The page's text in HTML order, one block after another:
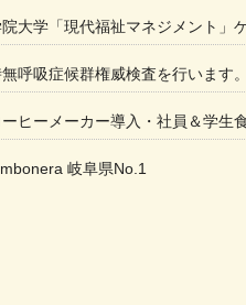
大学「現代福祉マネジメント」
呼吸症候群権威検査を行います。
ヒーメーカー導入・社員＆学生
岐阜県No.1